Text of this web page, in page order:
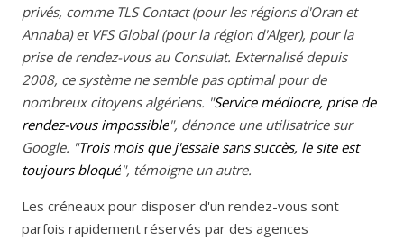
privés, comme TLS Contact (pour les régions d'Oran et
Annaba) et VFS Global (pour la région d'Alger), pour la
prise de rendez-vous au Consulat. Externalisé depuis
2008, ce système ne semble pas optimal pour de
nombreux citoyens algériens. "Service médiocre, prise de
rendez-vous impossible", dénonce une utilisatrice sur
Google. "Trois mois que j'essaie sans succès, le site est
toujours bloqué", témoigne un autre.
Les créneaux pour disposer d'un rendez-vous sont
parfois rapidement réservés par des agences